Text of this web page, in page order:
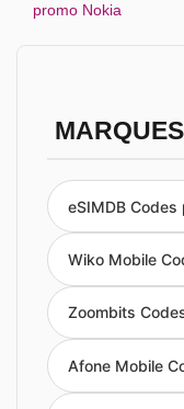
promo Nokia
eSIMDB Codes
Wiko Mobile
Zoombits
Afone Mobile